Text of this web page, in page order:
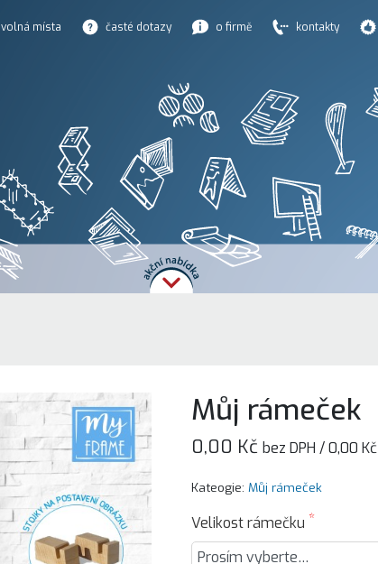
volná místa časté dotazy o firmě kontakty
Můj rámeček
0,00 Kč bez DPH /0,00 Kč
Kateogie: Můj rámeček
Velikost rámečku